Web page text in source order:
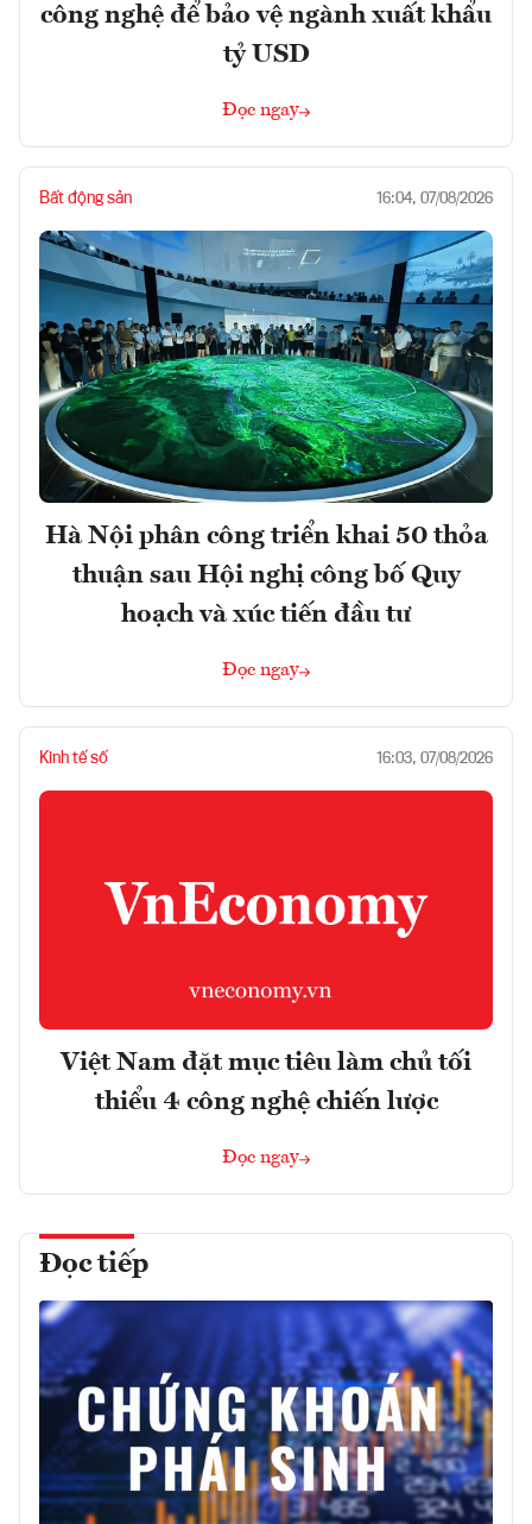
công nghệ để bảo vệ ngành xuất khẩu
tỷ USD
Đọc ngay
Bất động sản 16:04, 07/08/2026
Hà Nội phân công triển khai 50 thỏa
thuận sau Hội nghị công bố Quy
hoạch và xúc tiến đầu tư
Đọc ngay
Kinh tế số 16:03, 07/08/2026
Việt Nam đặt mục tiêu làm chủ tối
thiểu 4 công nghệ chiến lược
Đọc ngay
Đọc tiếp